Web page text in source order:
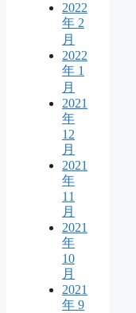
2022
年 2
月
2022
年 1
月
2021
年
12
月
2021
年
11
月
2021
年
10
月
2021
年 9